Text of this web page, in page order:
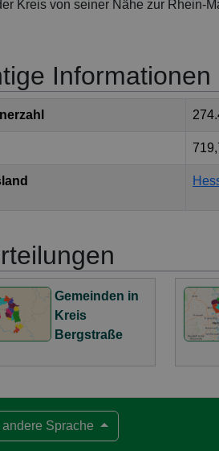
Kreis von seiner Nähe zur Rhein-
Informationen
Gemeinden in
Kreis
Bergstraße
Sprache